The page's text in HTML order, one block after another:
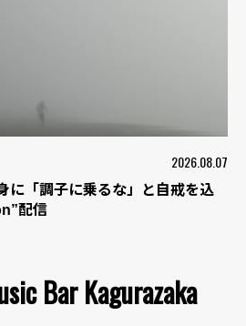
2026.08.07
に「調子に乗るな」と自戒を込
配信
Bar Kagurazaka